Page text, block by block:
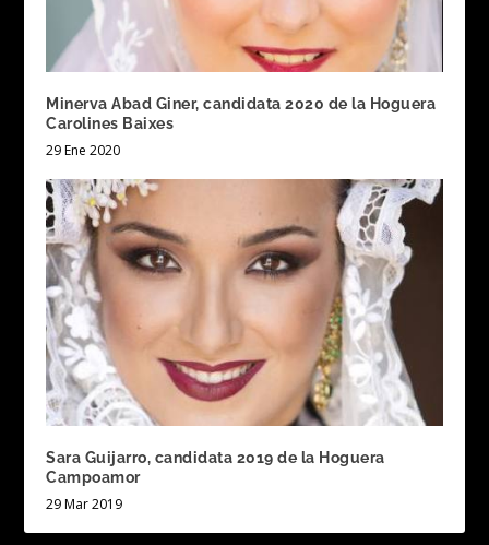
Minerva Abad Giner, candidata 2020 de la Hoguera
Carolines Baixes
29 Ene 2020
Sara Guijarro, candidata 2019 de la Hoguera
Campoamor
29 Mar 2019